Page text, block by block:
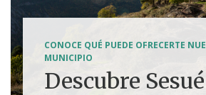
CONOCE QUÉ PUEDE OFRECERTE
MUNICIPIO
Descubre Sesué
Tierra de
aventuras